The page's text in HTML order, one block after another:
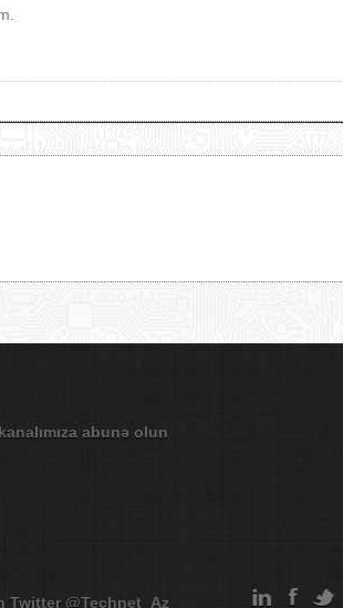
abunə olun
Twitter @Technet_Az